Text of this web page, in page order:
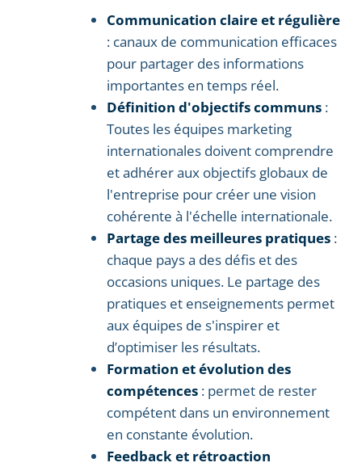
Communication claire et régulière
: canaux de communication efficaces
pour partager des informations
importantes en temps réel.
Définition d'objectifs communs :
Toutes les équipes marketing
internationales doivent comprendre
et adhérer aux objectifs globaux de
l'entreprise pour créer une vision
cohérente à l'échelle internationale.
Partage des meilleures pratiques :
chaque pays a des défis et des
occasions uniques. Le partage des
pratiques et enseignements permet
aux équipes de s'inspirer et
d’optimiser les résultats.
Formation et évolution des
compétences : permet de rester
compétent dans un environnement
en constante évolution.
Feedback et rétroaction